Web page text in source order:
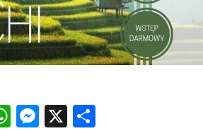
WhatsApp
Messenger
X